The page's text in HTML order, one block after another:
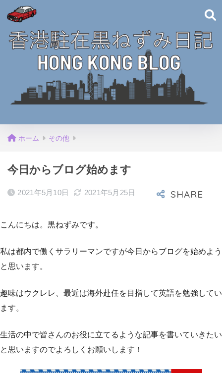
ホーム その他
今日からブログ始めます
2021年5月10日 2021年5月25日
こんにちは。黒ねずみです。
私は都内で働くサラリーマンですが今日からブログを始めよう
と思います。
趣味はウクレレ、最近は海外赴任を目指して英語を勉強してい
ます。
生活の中で皆さんのお役に立てるような記事を書いていきたい
と思いますのでよろしくお願いします！